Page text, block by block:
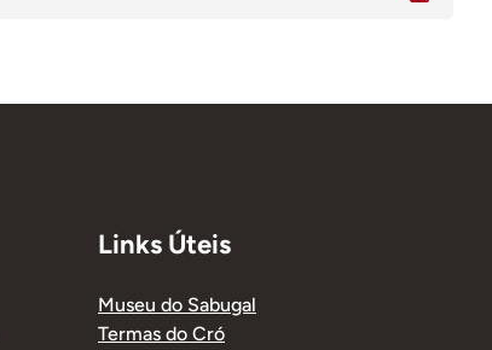
Links Úteis
Museu do Sabugal
Termas do Cró